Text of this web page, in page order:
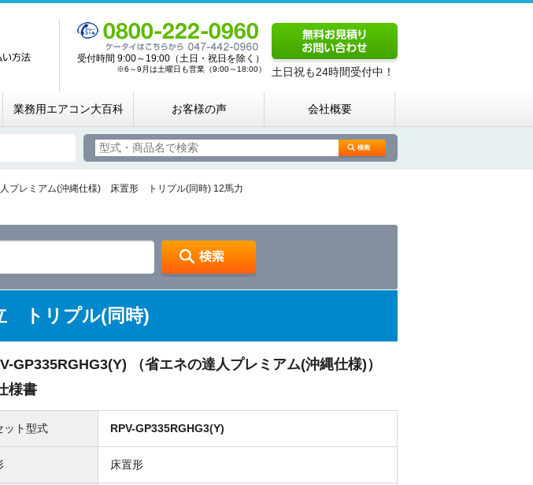
コン専門店 エアコンコム
受付時間 9:00～19:00（土日・祝日を除く）
※6～9月は土曜日も営業（9:00～18:00） 土日祝も24時間受付中！
業務用エアコン大百科 お客様の声 会社概要
プレミアム(沖縄仕様) 床置形 トリプル(同時) 12馬力
トリプル(同時)
GP335RGHG3(Y) （省エネの達人プレミアム(沖縄仕様)）
様書
ット型式 RPV-GP335RGHG3(Y)
床置形